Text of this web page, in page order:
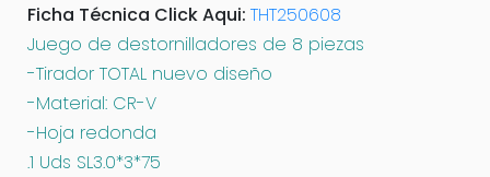
Ficha Técnica Click Aqui: THT250608
Juego de destornilladores de 8 piezas
-Tirador TOTAL nuevo diseño
-Material: CR-V
-Hoja redonda
.1 Uds SL3.0*3*75